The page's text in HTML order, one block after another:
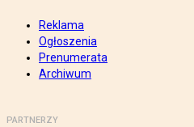
Reklama
Ogłoszenia
Prenumerata
Archiwum
PARTNERZY